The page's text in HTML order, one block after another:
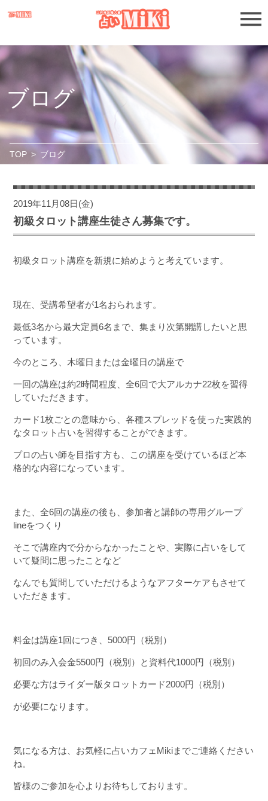
ブログ
TOP > ブログ
2019年11月08日(金)
初級タロット講座生徒さん募集です。
初級タロット講座を新規に始めようと考えています。
現在、受講希望者が1名おられます。
最低3名から最大定員6名まで、集まり次第開講したいと思
っています。
今のところ、木曜日または金曜日の講座で
一回の講座は約2時間程度、全6回で大アルカナ22枚を習得
していただきます。
カード1枚ごとの意味から、各種スプレッドを使った実践的
なタロット占いを習得することができます。
プロの占い師を目指す方も、この講座を受けているほど本
格的な内容になっています。
また、全6回の講座の後も、参加者と講師の専用グループ
lineをつくり
そこで講座内で分からなかったことや、実際に占いをして
いて疑問に思ったことなど
なんでも質問していただけるようなアフターケアもさせて
いただきます。
料金は講座1回につき、5000円（税別）
初回のみ入会金5500円（税別）と資料代1000円（税別）
必要な方はライダー版タロットカード2000円（税別）
が必要になります。
気になる方は、お気軽に占いカフェMikiまでご連絡ください
ね。
皆様のご参加を心よりお待ちしております。